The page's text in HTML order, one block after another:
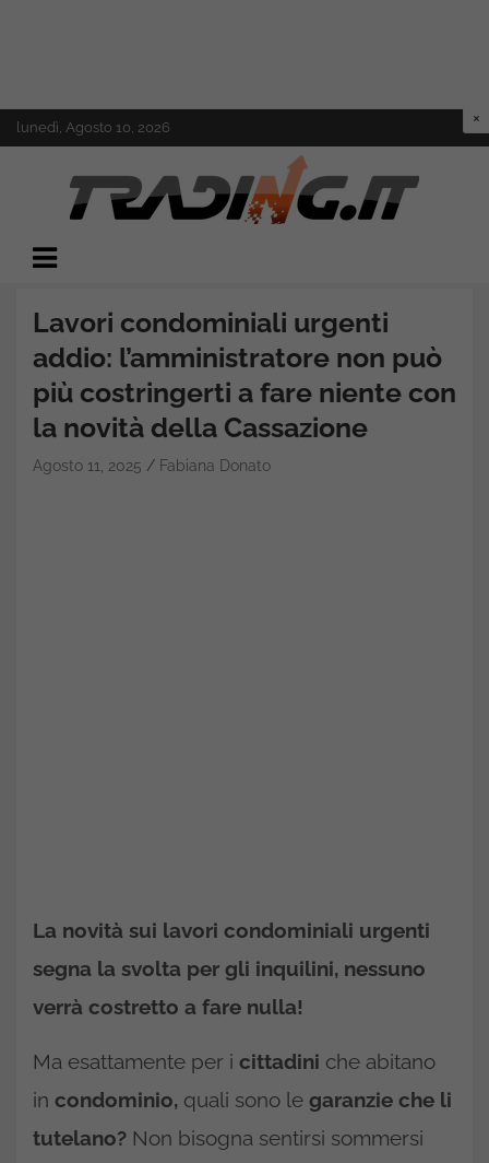
Skip
to
lunedì, Agosto 10, 2026
Trading.it
Lavori condominiali urgenti
addio: l’amministratore non può
più costringerti a fare niente con
la novità della Cassazione
Agosto 11, 2025 Fabiana Donato
La novità sui lavori condominiali urgenti
segna la svolta per gli inquilini, nessuno
verrà costretto a fare nulla!
Ma esattamente per i cittadini che abitano
in condominio, quali sono le garanzie che li
tutelano? Non bisogna sentirsi sommersi